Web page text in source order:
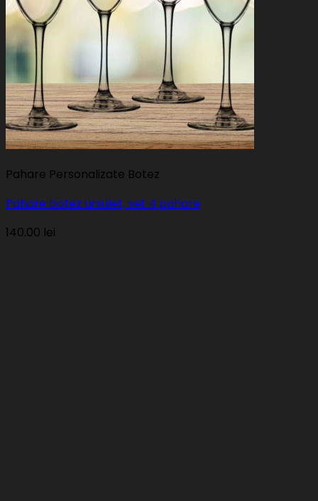
Pahare Personalizate Botez
Pahare botez ursulet, set 4 pahare
140.00 lei